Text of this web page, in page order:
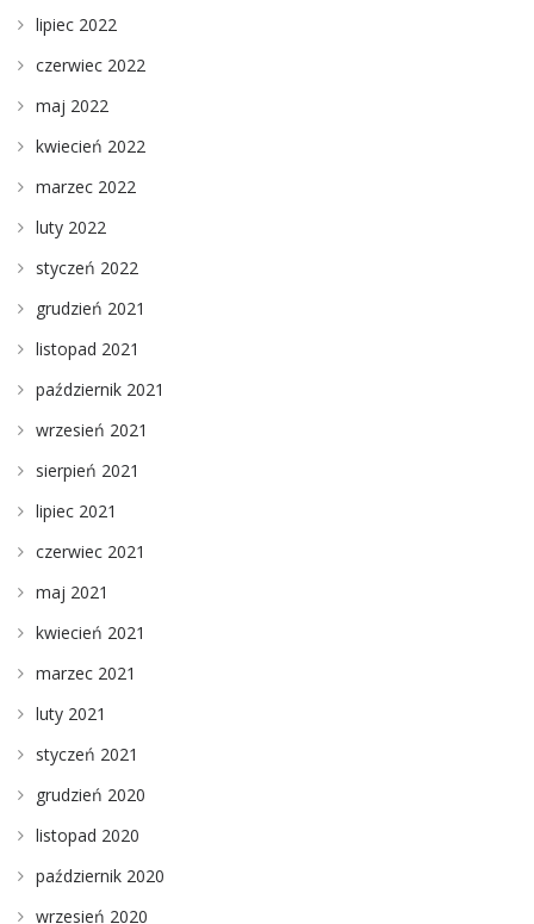
lipiec 2022
czerwiec 2022
maj 2022
kwiecień 2022
marzec 2022
luty 2022
styczeń 2022
grudzień 2021
listopad 2021
październik 2021
wrzesień 2021
sierpień 2021
lipiec 2021
czerwiec 2021
maj 2021
kwiecień 2021
marzec 2021
luty 2021
styczeń 2021
grudzień 2020
listopad 2020
październik 2020
wrzesień 2020